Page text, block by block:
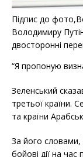
Підпис до
Володимиру
двосторонні
“Я пропоную
Зеленський
третьої країни.
та країни
За його словами,
бойові дії на час